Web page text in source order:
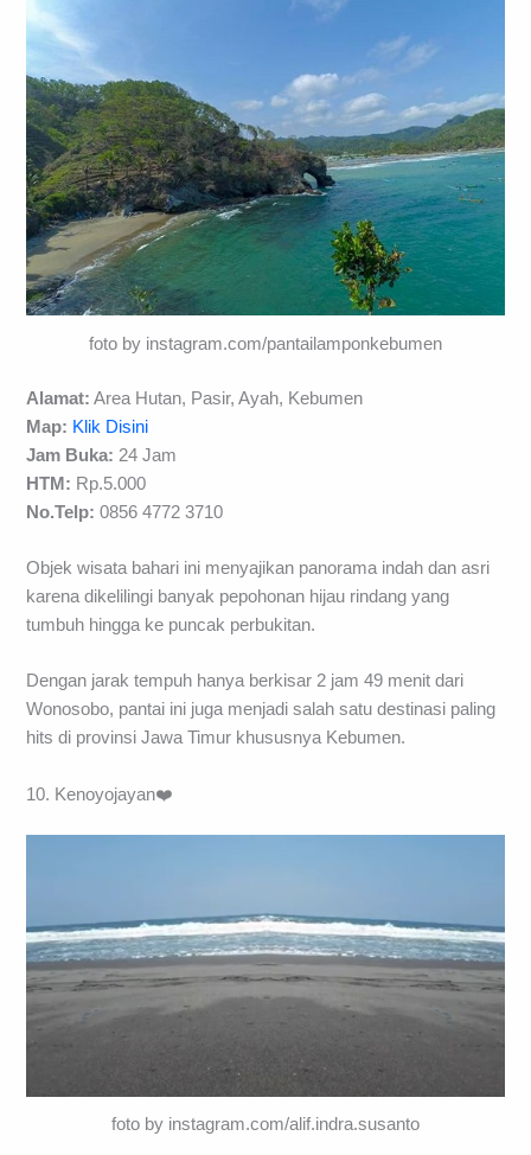
foto by instagram.com/pantailamponkebumen
Alamat: Area Hutan, Pasir, Ayah, Kebumen
Map: Klik Disini
Jam Buka: 24 Jam
HTM: Rp.5.000
No.Telp: 0856 4772 3710
Objek wisata bahari ini menyajikan panorama indah dan asri
karena dikelilingi banyak pepohonan hijau rindang yang
tumbuh hingga ke puncak perbukitan.
Dengan jarak tempuh hanya berkisar 2 jam 49 menit dari
Wonosobo, pantai ini juga menjadi salah satu destinasi paling
hits di provinsi Jawa Timur khususnya Kebumen.
10. Kenoyojayan❤️
foto by instagram.com/alif.indra.susanto